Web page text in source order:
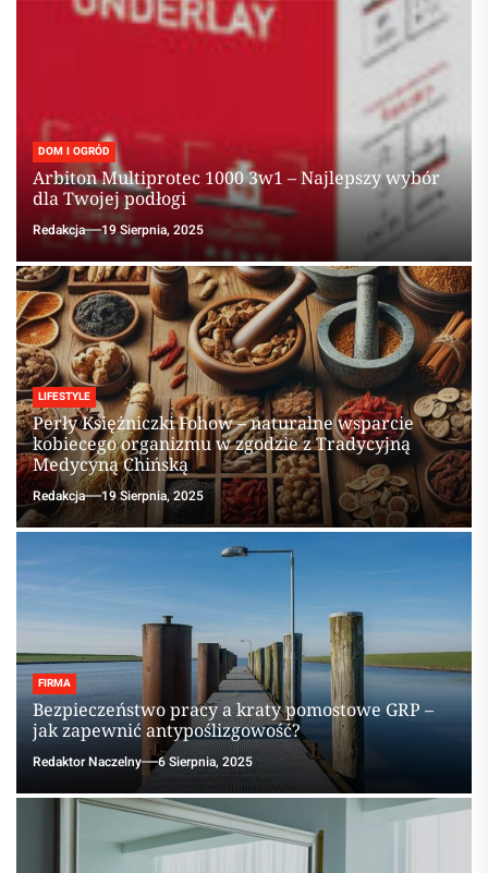
DOM I OGRÓD
Arbiton Multiprotec 1000 3w1 – Najlepszy wybór
dla Twojej podłogi
Redakcja 19 Sierpnia, 2025
LIFESTYLE
Perły Księżniczki Fohow – naturalne wsparcie
kobiecego organizmu w zgodzie z Tradycyjną
Medycyną Chińską
Redakcja 19 Sierpnia, 2025
FIRMA
Bezpieczeństwo pracy a kraty pomostowe GRP –
jak zapewnić antypoślizgowość?
Redaktor Naczelny 6 Sierpnia, 2025